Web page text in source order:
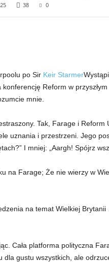
38 0
po Sir Keir Starmer
Reform w
mnie.
Tak, Farage i Reform
uznania i przestrzeni. Jego
I mniej: „Aargh! Spójrz
na Farage; Że nie wierzy w
na temat Wielkiej
Cała platforma polityczna
gustu wszystkich, ale